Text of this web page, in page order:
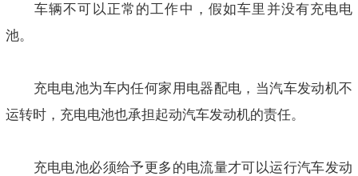
车辆不可以正常的工作中，假如车里并没有充电电
池。
充电电池为车内任何家用电器配电，当汽车发动机不
运转时，充电电池也承担起动汽车发动机的责任。
充电电池必须给予更多的电流量才可以运行汽车发动